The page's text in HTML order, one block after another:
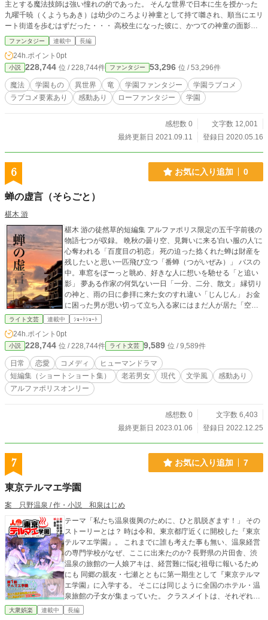
主とする魔法技師は強い憧れの的であった。 そんな世界で日本に生を授かった
九曜千暁（くようちあき）は幼少のころより神童として持て囃され、順当にエリ
ート街道を歩むはずだった・・・ 高校生になった彼に、かつての神童の面影は
既に無くなっていた。それでも日本トップの魔法士養成学校に入学した彼はかつ
ての自分の幻想や追い抜いて行ったライバルと葛藤しながら己の答えを見つけて
いく・・・！！
ファンタジー 連載中 長編
24h.ポイント 0pt
小説 228,744 位 / 228,744件 ファンタジー 53,296 位 / 53,296件
魔法 学園もの 異世界 竜 学園ファンタジー
学園ラブコメ
ラブコメ要素あり
感動あり ローファンタジー 学園
感想数 0
文字数 12,001
最終更新日 2021.09.11
登録日 2020.05.16
6 お気に入り追加 0
蝉の虚言（そらごと）
椹木 游
椹木 游の徒然草的短編集 アルファポリス限定の五千字前後の
物語七つが収録。 晩秋の曇り空、見舞いに来る'白い服の人′に
心奪われる「百度目の初恋」 死の迫った捻くれた蝉は財産を
残したいと思い一匹飛び立つ「番蝉（つがいぜみ）」 バスの
中。車窓をぼーっと眺め、好きな人に想いを馳せる「と追い
影」 夢ある作家の何気ない一日「一分、二分、散文」 縁切り
の神と、雨の日に参拝に来た女のすれ違い「じんじん」 お金
に困った男が思い切って立ち入る家にはまだ人が居た「空き
巣」 八月、金色の陽が射す朝に起きた母との会話「朝帰り」
ライト文芸 連載中 ｼｮｰﾄｼｮｰﾄ
24h.ポイント 0pt
小説 228,744 位 / 228,744件 ライト文芸 9,589 位 / 9,589件
日常 恋愛 コメディ
ヒューマンドラマ
短編集（ショートショート集）
老若男女 現代 文学風
感動あり
アルファポリスオンリー
感想数 0
文字数 6,403
最終更新日 2023.01.06
登録日 2022.12.25
7 お気に入り追加 7
東京テルマエ学園
案 只野温泉 / 作・小説 和泉はじめ
テーマ「私たち温泉復興のために、ひと肌脱ぎます！」 その
ストーリーとは？ 時は令和。東京都庁近くに開校した『東京
テルマエ学園』。 これまでに誰も考えた事も無い、温泉経営
の専門学校がなぜ、ここに出来たのか? 長野県の片田舎、渋
温泉の旅館の一人娘アキは、経営難に悩む祖母に報いるため
にも 同郷の親友・七瀬とともに第一期生として『東京テルマ
エ学園』に入学する。 そこには同じように全国のホテル・温
泉旅館の子女が集まっていた。 クラスメイトは、それぞれ一
筋縄ではいかない面々たちばかり。 更に留学生まで来るとい
大衆娯楽 連載中 長編